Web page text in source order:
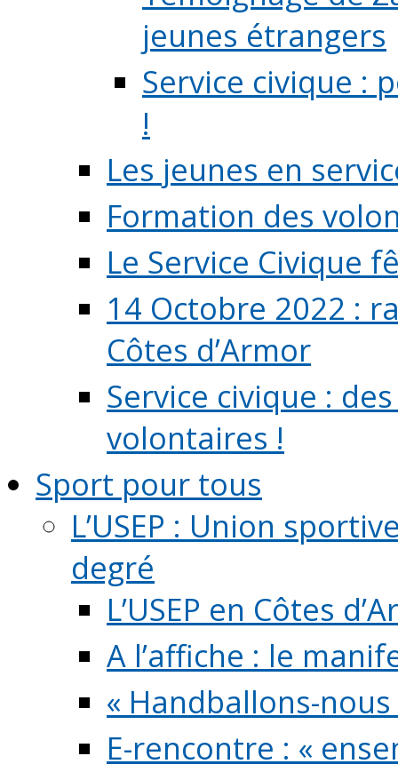
jeunes étrangers
Service civique :
!
Les jeunes en
Formation des
Le Service Civique
14 Octobre 2022 :
Côtes d’Armor
Service civique :
volontaires !
Sport pour tous
L’USEP : Union
degré
L’USEP en Côtes
A l’affiche : le
« Handballons-
E-rencontre : «